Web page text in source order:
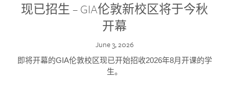
现已招生 – GIA伦敦新校区将于今秋
开幕
June 3, 2026
即将开幕的GIA伦敦校区现已开始招收2026年8月开课的学
生。